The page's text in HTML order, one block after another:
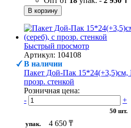
В корзину
Быстрый просмотр
Артикул: 104108
В наличии
Пакет Дой-Пак
прозр. стенкой
Розничная цена:
-
+
50 шт.
упак.
4 650 ₸